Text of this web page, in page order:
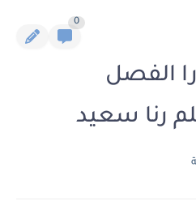
0
الفصل